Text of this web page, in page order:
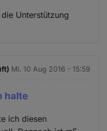
Unterstützung
Mi. 10 Aug 2016 - 15:59
halte
ich diesen